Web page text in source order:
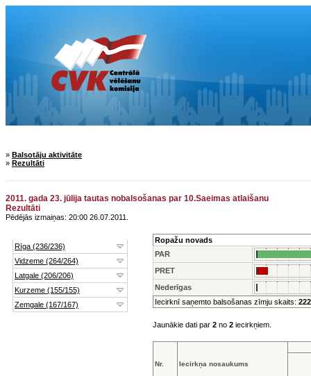
» Balsotāju aktivitāte
» Rezultāti
2011. gada 23. jūlija tautas nobalsošanas par 10.Saeimas atlaišanu
Rezultāti
Pēdējās izmaiņas: 20:00 26.07.2011.
Ropažu novads
PAR
PRET
Nederīgas
Iecirknī saņemto balsošanas zīmju skaits:
Jaunākie dati par 2 no 2 iecirkņiem.
Nr. Iecirkņa nosaukums